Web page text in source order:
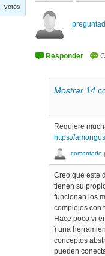
votos
Mostrar 14
Requiere
https://
comentado
Creo que este
tienen su
funcionan los
complejos con
Hace poco vi
) una
conceptos
pueden